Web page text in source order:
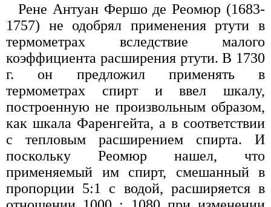
Рене Антуан Фершо де Реомюр (1683-
1757) не одобрял применения ртути в
термометрах вследствие малого
коэффициента расширения ртути. В 1730
г. он предложил применять в
термометрах спирт и ввел шкалу,
построенную не произвольным образом,
как шкала Фаренгейта, а в соответствии
с тепловым расширением спирта. И
поскольку Реомюр нашел, что
применяемый им спирт, смешанный в
пропорции 5:1 с водой, расширяется в